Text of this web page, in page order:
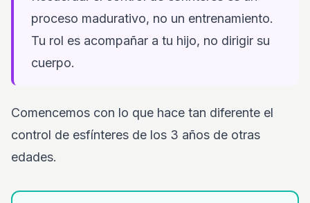
proceso madurativo, no un entrenamiento.
Tu rol es acompañar a tu hijo, no dirigir su
cuerpo.
Comencemos con lo que hace tan diferente el
control de esfínteres de los 3 años de otras
edades.